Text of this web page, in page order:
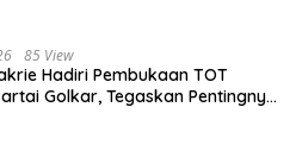
85 View
Hadiri Pembukaan TOT
Golkar, Tegaskan Pentingnya